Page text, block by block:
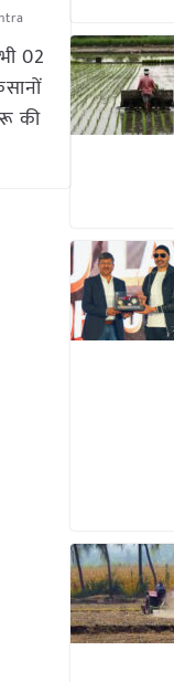
02
की